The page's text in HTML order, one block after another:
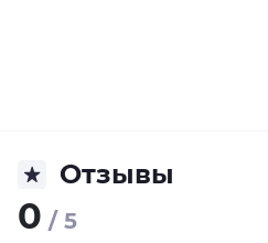
Отзывы
0 / 5